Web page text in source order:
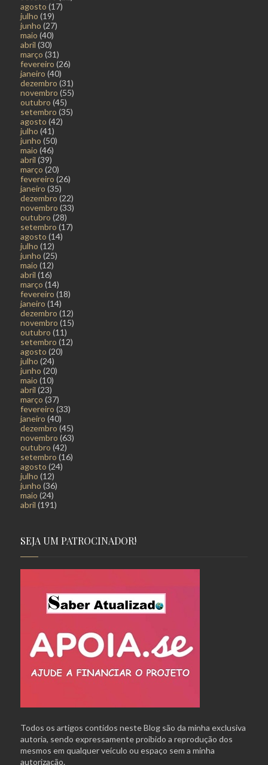
agosto (17)
julho (19)
junho (27)
maio (40)
abril (30)
março (31)
fevereiro (26)
janeiro (40)
dezembro (31)
novembro (55)
outubro (45)
setembro (35)
agosto (42)
julho (41)
junho (50)
maio (46)
abril (39)
março (20)
fevereiro (26)
janeiro (35)
dezembro (22)
novembro (33)
outubro (28)
setembro (17)
agosto (14)
julho (12)
junho (25)
maio (12)
abril (16)
março (14)
fevereiro (18)
janeiro (14)
dezembro (12)
novembro (15)
outubro (11)
setembro (12)
agosto (20)
julho (24)
junho (20)
maio (10)
abril (23)
março (37)
fevereiro (33)
janeiro (40)
dezembro (45)
novembro (63)
outubro (42)
setembro (16)
agosto (24)
julho (12)
junho (36)
maio (24)
abril (191)
SEJA UM PATROCINADOR!
Todos os artigos contidos neste Blog são da minha exclusiva
autoria, sendo expressamente proibido a reprodução dos
mesmos em qualquer veículo ou espaço sem a minha
autorização.